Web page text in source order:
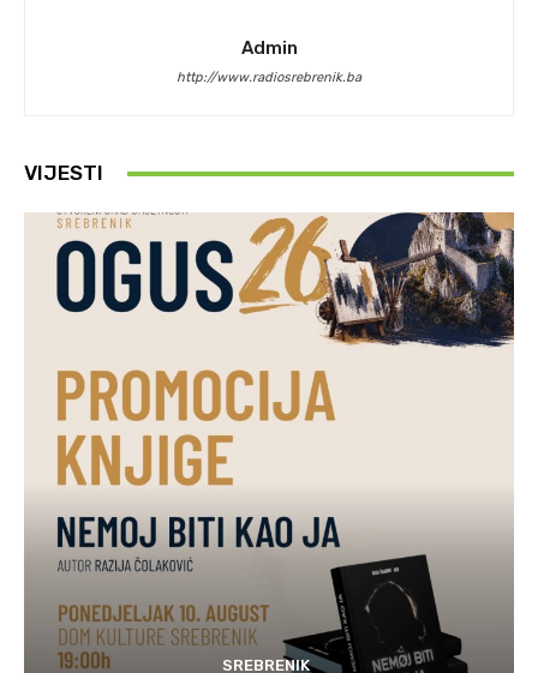
Admin
http://www.radiosrebrenik.ba
VIJESTI
SREBRENIK